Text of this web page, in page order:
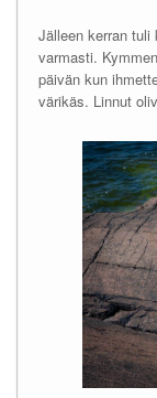
Jälleen kerran
varmasti.
päivän kun
värikäs. Linnut